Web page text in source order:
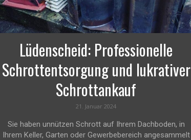
Lüdenscheid: Professionelle
Schrottentsorgung und lukrativer
Schrottankauf
21. Januar 2024
Sie haben unnützen Schrott auf Ihrem Dachboden, in
Ihrem Keller, Garten oder Gewerbebereich angesammelt